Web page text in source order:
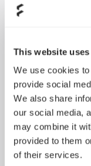
This website
We use cookies
provide social
We also share
our social media,
may combine it
provided to them
of their services.